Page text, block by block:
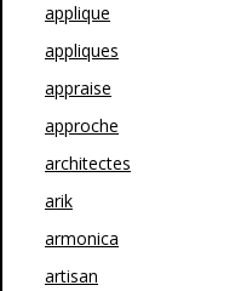
applique
appliques
appraise
approche
architectes
arik
armonica
artisan